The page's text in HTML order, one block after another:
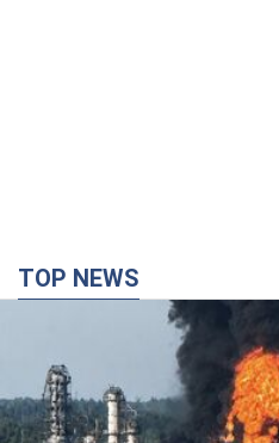
TOP NEWS